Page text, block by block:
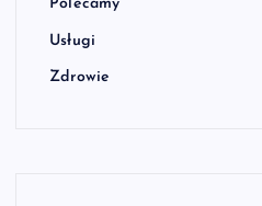
Polecamy
Usługi
Zdrowie